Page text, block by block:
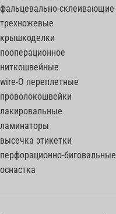
фальцевально-склеивающие
трехножевые
крышкоделки
пооперационное
ниткошвейные
wire-O переплетные
проволокошвейки
лакировальные
ламинаторы
высечка этикетки
перфорационно-биговальные
оснастка